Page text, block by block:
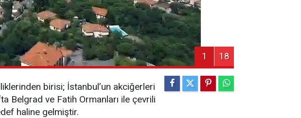
1 18
birisi; İstanbul’un akciğerleri
Belgrad ve Fatih Ormanları ile çevrili
haline gelmiştir.